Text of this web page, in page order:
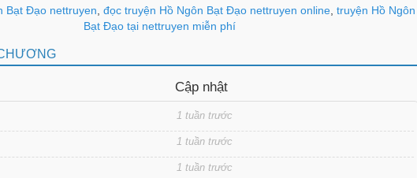
Bạt Đạo nettruyen đọc truyện Hồ Ngôn Bạt Đạo nettruyen online truyện Hồ Ngôn
Bạt Đạo tại nettruyen miễn phí
Cập nhật
1 tuần trước
1 tuần trước
1 tuần trước